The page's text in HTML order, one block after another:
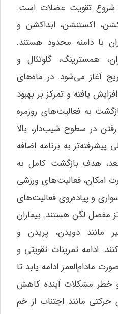
شروع تقویت عضلات است.
اکستنشن، ابداکشن و
با دامنه محدود هستند.
همسترینگ، گلوتئال و
آغاز می‌شود. در ماه‌های
یافته و تمرکز بر بهبود
به فعالیت‌های روزمره
در سطوح شیب‌دار، بالا
پیشرفته‌تر به برنامه اضافه
هدف بازگشت کامل به
امکان، فعالیت‌های ورزشی
و پیاده‌روی فعالیت‌های
مفصل لگن هستند. بیماران
مانند دویدن، پریدن و
ادامه تمرینات تقویتی و
مادام‌العمر ادامه یابد تا
مشکلات آینده کاهش
مانند اجتناب از خم